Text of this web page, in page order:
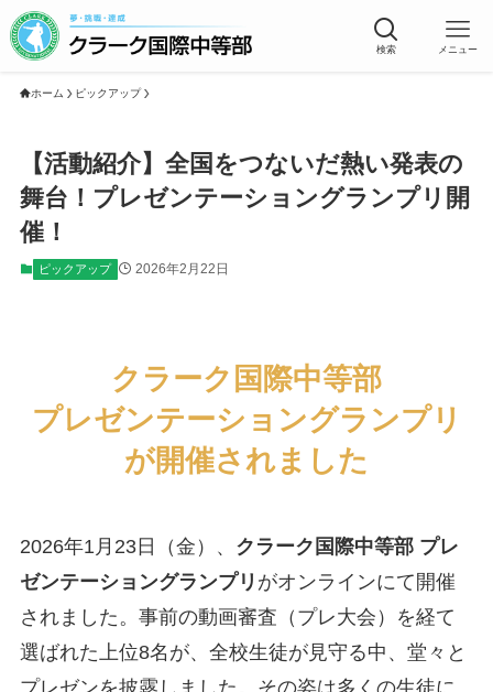
検索 メニュー
ホーム ピックアップ
【活動紹介】全国をつないだ熱い発表の
舞台！プレゼンテーショングランプリ開
催！
ピックアップ 2026年2月22日
クラーク国際中等部
プレゼンテーショングランプリ
が開催されました
2026年1月23日（金）、 クラーク国際中等部 プレ
ゼンテーショングランプリ がオンラインにて開催
されました。事前の動画審査（プレ大会）を経て
選ばれた上位8名が、全校生徒が見守る中、堂々と
プレゼンを披露しました。その姿は多くの生徒に